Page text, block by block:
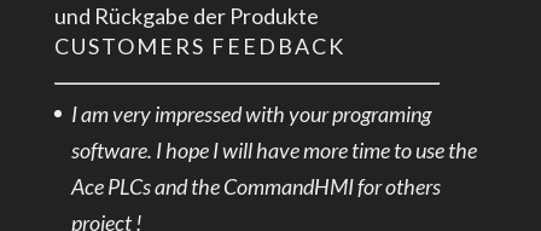
und Rückgabe der Produkte
CUSTOMERS FEEDBACK
I am very impressed with your programing
software. I hope I will have more time to use the
Ace PLCs and the CommandHMI for others
project !